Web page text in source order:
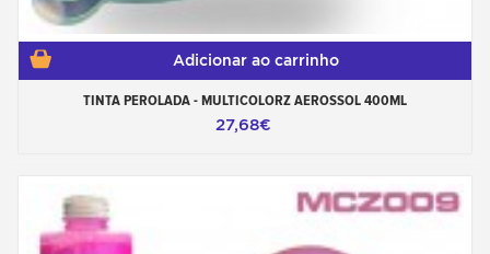
Adicionar ao carrinho
TINTA PEROLADA - MULTICOLORZ AEROSSOL 400ML
27,68€